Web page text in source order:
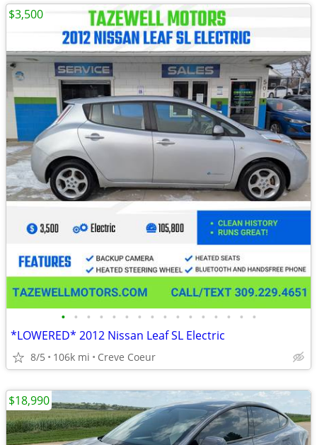
• • • • • • • • • • • • • • • •
*LOWERED* 2012 Nissan Leaf SL Electric
8/5 106k mi Creve Coeur
$3,500
$18,990